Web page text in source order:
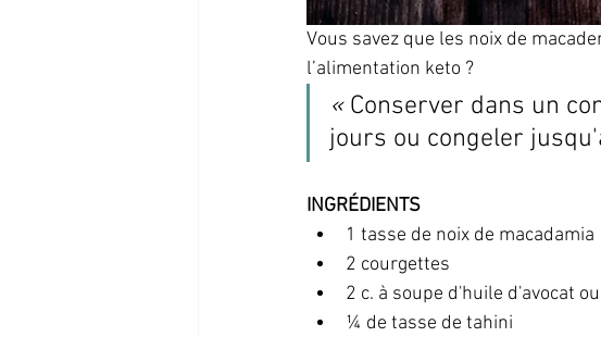
Vous savez que les noix de
l’alimentation keto ?
« Conserver dans un
jours ou congeler
INGRÉDIENTS
1 tasse de noix de macadamia
2 courgettes
2 c. à soupe d'huile d'avocat
¼ de tasse de tahini